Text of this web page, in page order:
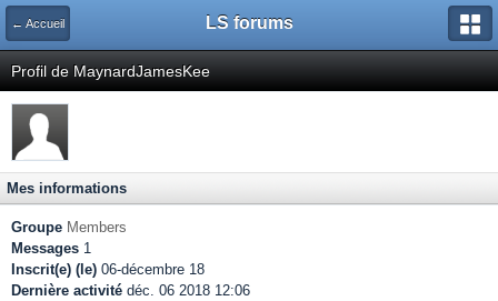
← Accueil LS forums
Profil de MaynardJamesKee
Mes informations
Groupe Members
Messages 1
Inscrit(e) (le) 06-décembre 18
Dernière activité déc. 06 2018 12:06